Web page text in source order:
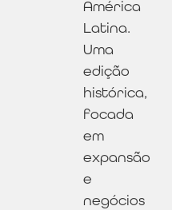
América
Latina.
Uma
edição
histórica,
focada
em
expansão
e
negócios